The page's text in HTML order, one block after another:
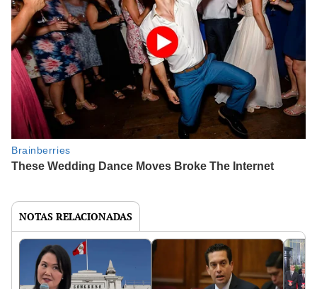
NOTAS RELACIONADAS